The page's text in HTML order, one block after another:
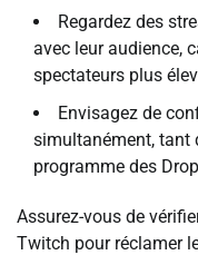
Regardez des
avec leur audience,
spectateurs plus
Envisagez de
simultanément, tant
programme des
Assurez-vous de
Twitch pour réclamer